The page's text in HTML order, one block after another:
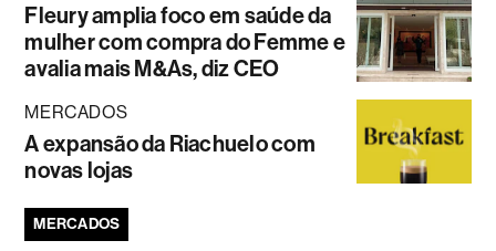
Fleury amplia foco em saúde da
mulher com compra do Femme e
avalia mais M&As, diz CEO
MERCADOS
A expansão da Riachuelo com
novas lojas
MERCADOS